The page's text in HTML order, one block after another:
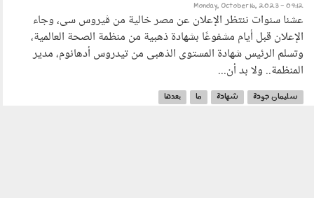
Monday, October 16, 2023 - 09:12
عشنا سنوات ننتظر الإعلان عن مصر خالية من ڤيروس سى، وجاء
الإعلان قبل أيام مشفوعًا بشهادة ذهبية من منظمة الصحة العالمية،
وتسلم الرئيس شهادة المستوى الذهبى من تيدروس أدهانوم، مدير
المنظمة.. ولا بد أن...
سليمان جودة شهادة ما بعدها